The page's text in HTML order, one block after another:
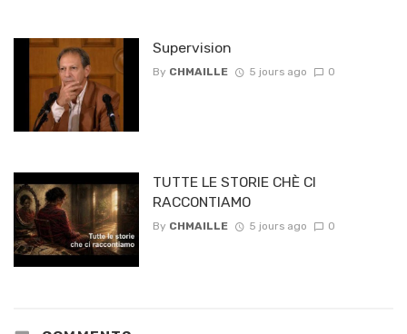
Supervision
By CHMAILLE 5 jours ago 0
TUTTE LE STORIE CHÈ CI
RACCONTIAMO
By CHMAILLE 5 jours ago 0